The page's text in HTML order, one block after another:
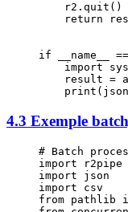
    r2.quit()
    return
if __name__ ==
    import
sys
    result
=
    print
4.3 Exemple
# Batch
import r2pipe
import json
import csv
from pathlib